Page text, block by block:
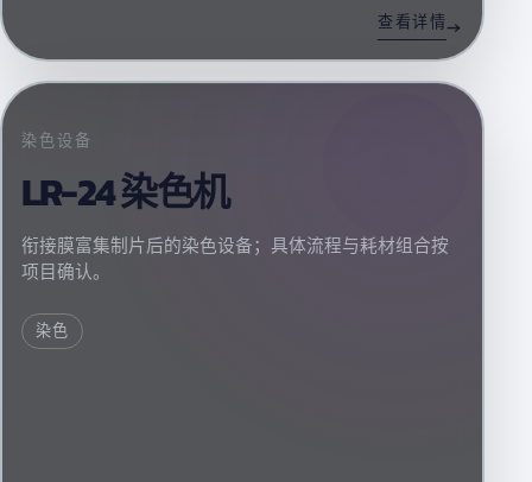
查看详情
染色设备
LR-24 染色机
衔接膜富集制片后的染色设备；具体流程与耗材组合按
项目确认。
染色